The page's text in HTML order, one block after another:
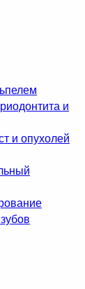
и
и опухолей